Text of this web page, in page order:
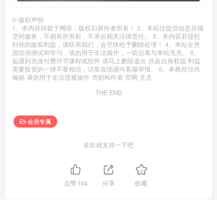
© 版权声明
1、本内容转载于网络，版权归原作者所有！ 2、本站仅提供信息存储
空间服务，不拥有所有权，不承担相关法律责任。 3、本内容若侵犯
到你的版权利益，请联系我们，会尽快给予删除处理！ 4、本站全资
源仅供测试和学习，请勿用于非法操作，一切后果与本站无关。 5、
如遇到充值付费环节课程或软件 请马上删除退出 涉及自身权益/利益
需要投资的一律不要相信，访客发现请向客服举报。 6、本教程仅供
揭秘 请勿用于非法违规操作 否则和作者 官网 无关
THE END
会员专属
喜欢就支持一下吧
点赞104 分享 收藏